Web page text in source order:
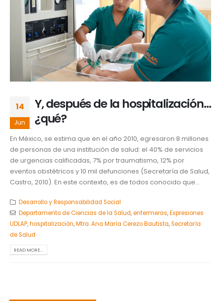
14
Jun
Y, después de la hospitalización…
¿qué?
En México, se estima que en el año 2010, egresaron 8 millones
de personas de una institución de salud: el 40% de servicios
de urgencias calificadas, 7% por traumatismo, 12% por
eventos obstétricos y 10 mil defunciones (Secretaría de Salud,
Castro, 2010). En este contexto, es de todos conocido que...
Desarrollo y Responsabilidad Social
Departamento de Ciencias de la Salud,enfermeras,Expresiones
UDLAP,hospitalización,Mtra. Ana María Cerezo Bautista,Secretaría
de Salud
READ MORE...